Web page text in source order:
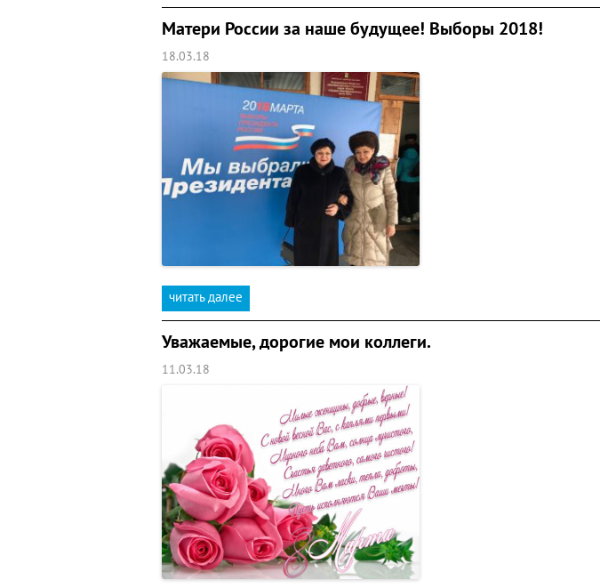
Матери России за наше будущее! Выборы 2018!
18.03.18
читать далее
Уважаемые, дорогие мои коллеги.
11.03.18